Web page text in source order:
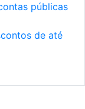
públicas
de até